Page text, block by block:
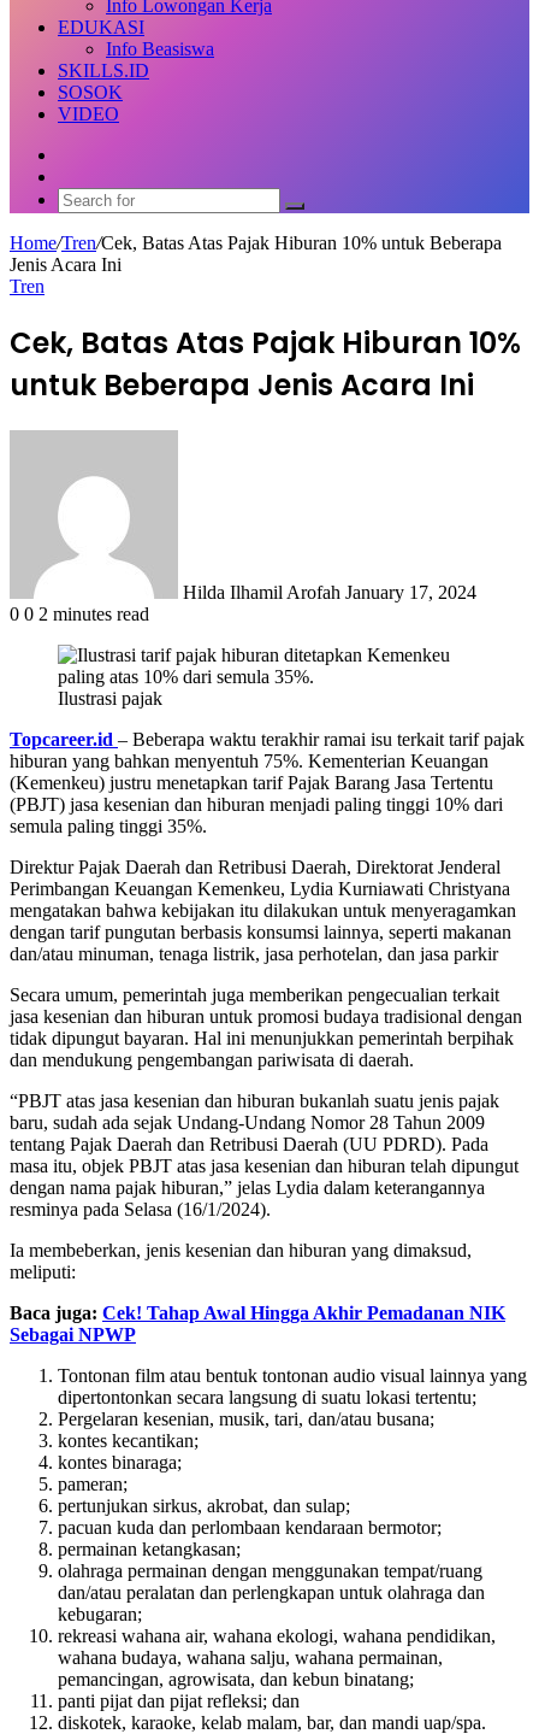
Info Lowongan Kerja
EDUKASI
Info Beasiswa
SKILLS.ID
SOSOK
VIDEO
skin
Search
for
Home/Tren/Cek, Batas Atas Pajak Hiburan 10% untuk Beberapa
Jenis Acara Ini
Tren
Cek, Batas Atas Pajak Hiburan 10%
untuk Beberapa Jenis Acara Ini
Hilda Ilhamil Arofah January 17, 2024
0 0 2 minutes read
Ilustrasi pajak
Topcareer.id – Beberapa waktu terakhir ramai isu terkait tarif pajak
hiburan yang bahkan menyentuh 75%. Kementerian Keuangan
(Kemenkeu) justru menetapkan tarif Pajak Barang Jasa Tertentu
(PBJT) jasa kesenian dan hiburan menjadi paling tinggi 10% dari
semula paling tinggi 35%.
Direktur Pajak Daerah dan Retribusi Daerah, Direktorat Jenderal
Perimbangan Keuangan Kemenkeu, Lydia Kurniawati Christyana
mengatakan bahwa kebijakan itu dilakukan untuk menyeragamkan
dengan tarif pungutan berbasis konsumsi lainnya, seperti makanan
dan/atau minuman, tenaga listrik, jasa perhotelan, dan jasa parkir
Secara umum, pemerintah juga memberikan pengecualian terkait
jasa kesenian dan hiburan untuk promosi budaya tradisional dengan
tidak dipungut bayaran. Hal ini menunjukkan pemerintah berpihak
dan mendukung pengembangan pariwisata di daerah.
“PBJT atas jasa kesenian dan hiburan bukanlah suatu jenis pajak
baru, sudah ada sejak Undang-Undang Nomor 28 Tahun 2009
tentang Pajak Daerah dan Retribusi Daerah (UU PDRD). Pada
masa itu, objek PBJT atas jasa kesenian dan hiburan telah dipungut
dengan nama pajak hiburan,” jelas Lydia dalam keterangannya
resminya pada Selasa (16/1/2024).
Ia membeberkan, jenis kesenian dan hiburan yang dimaksud,
meliputi:
Baca juga: Cek! Tahap Awal Hingga Akhir Pemadanan NIK
Sebagai NPWP
Tontonan film atau bentuk tontonan audio visual lainnya yang
dipertontonkan secara langsung di suatu lokasi tertentu;
Pergelaran kesenian, musik, tari, dan/atau busana;
kontes kecantikan;
kontes binaraga;
pameran;
pertunjukan sirkus, akrobat, dan sulap;
pacuan kuda dan perlombaan kendaraan bermotor;
permainan ketangkasan;
olahraga permainan dengan menggunakan tempat/ruang
dan/atau peralatan dan perlengkapan untuk olahraga dan
kebugaran;
rekreasi wahana air, wahana ekologi, wahana pendidikan,
wahana budaya, wahana salju, wahana permainan,
pemancingan, agrowisata, dan kebun binatang;
panti pijat dan pijat refleksi; dan
diskotek, karaoke, kelab malam, bar, dan mandi uap/spa.